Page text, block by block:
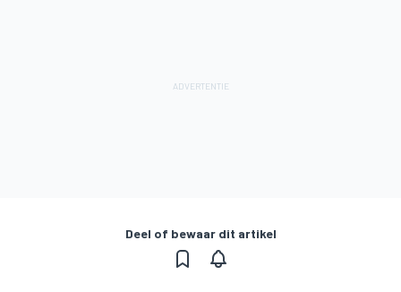
Deel of bewaar dit artikel